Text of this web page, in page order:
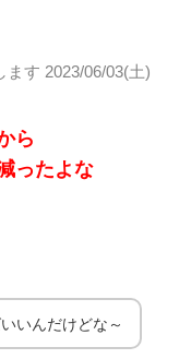
ます 2023/06/03(土)
ら
ったよな
いんだけどな～